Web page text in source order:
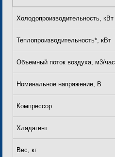
Холодопроизводительность, кВт
Теплопроизводительность*, кВт
Объемный поток воздуха, м3/час
Номинальное напряжение, В
Компрессор
Хладагент
Вес, кг